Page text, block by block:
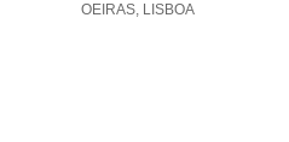
OEIRAS, LISBOA